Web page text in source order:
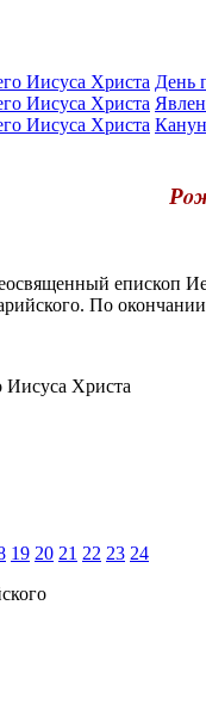
День
епископ
По
Иисуса Христа
19 20 21 22 23 24